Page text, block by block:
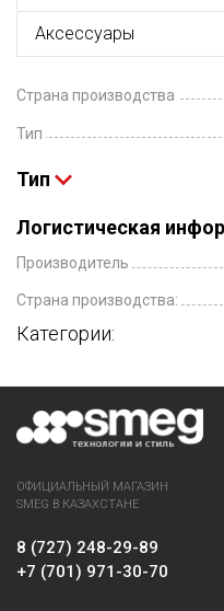
Аксессуары
Страна производства
Тип
Тип
Логистическая
Производитель
Страна производства:
Категории:
ОФИЦИАЛЬНЫЙ МАГАЗИН
SMEG В КАЗАХСТАНЕ
8 (727) 248-29-89
+7 (701) 971-30-70